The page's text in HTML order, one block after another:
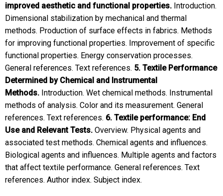
improved aesthetic and functional properties.Introduction.
Dimensional stabilization by mechanical and thermal
methods. Production of surface effects in fabrics. Methods
for improving functional properties. Improvement of specific
functional properties. Energy conservation processes.
General references. Text references. 5. Textile Performance
Determined by Chemical and Instrumental
Methods.Introduction. Wet chemical methods. Instrumental
methods of analysis. Color and its measurement. General
references. Text references. 6. Textile performance: End
Use and Relevant Tests.Overview. Physical agents and
associated test methods. Chemical agents and influences.
Biological agents and influences. Multiple agents and factors
that affect textile performance. General references. Text
references. Author index. Subject index.